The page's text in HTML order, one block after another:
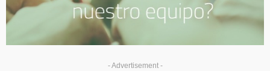
- Advertisement -